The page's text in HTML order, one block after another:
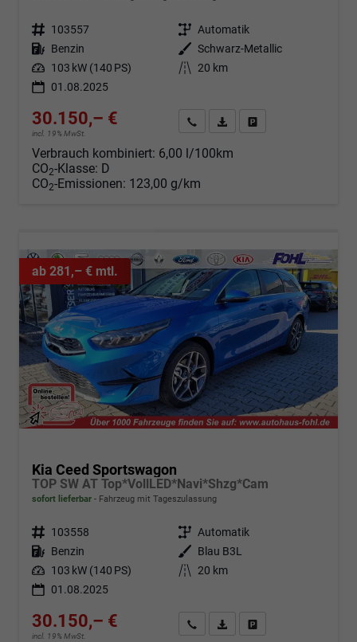
Fahrzeugnr. 103557 Getriebe Automatik
Kraftstoff Benzin Außenfarbe Schwarz-Metallic
Leistung 103 kW (140 PS) Kilometerstand 20 km
01.08.2025
30.150,– €
incl. 19% MwSt.
Angebot anfordern
Fahrzeugexpose (PDF)
Verbrauch kombiniert: 6,00 l/100km
CO2-Klasse: D
CO2-Emissionen: 123,00 g/km
ab 281,– € mtl.
Kia Ceed Sportswagon
TOP SW AT Top*VollLED*Navi*Shzg*Cam
sofort lieferbar Fahrzeug mit Tageszulassung
Fahrzeugnr. 103558 Getriebe Automatik
Kraftstoff Benzin Außenfarbe
Blau B3L
Leistung 103 kW (140 PS) Kilometerstand 20 km
01.08.2025
30.150,– €
incl. 19% MwSt.
Angebot anfordern
Fahrzeugexpose (PDF)